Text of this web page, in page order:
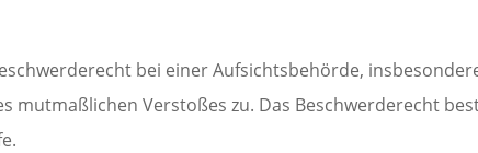
bei einer Aufsichtsbehörde,
mutmaßlichen Verstoßes zu. Das Beschwerderecht